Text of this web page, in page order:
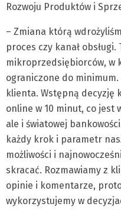
Rozwoju Produktów i
– Zmiana którą
proces czy kanał
mikroprzedsiębiorców, w
ograniczone do
klienta. Wstępną decyzję
online w 10 minut, co jest
ale i światowej
każdy krok i parametr
możliwości i
skracać. Rozmawiamy z
opinie i komentarze,
wykorzystujemy w